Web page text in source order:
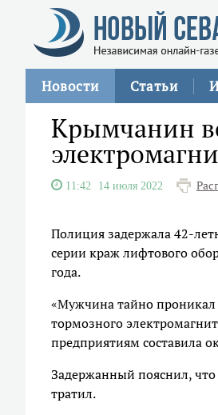
Новости Статьи
Крымчанин
11:42 14 июля 2022
Полиция задержала 42-
серии краж лифтового
года.
«Мужчина тайно
тормозного
предприятиям составила
Задержанный пояснил,
тратил.